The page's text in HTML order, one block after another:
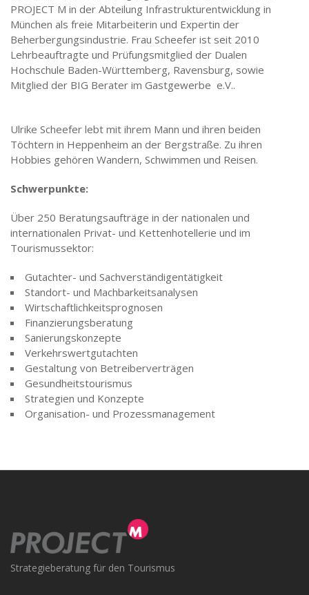
PROJECT M in der Abteilung Infrastrukturentwicklung in
München als freie Mitarbeiterin und Expertin der
Beherbergungsindustrie. Frau Scheefer ist seit 2010
Lehrbeauftragte und Prüfungsmitglied der Dualen
Hochschule Baden-Württemberg, Ravensburg, sowie
Mitglied der BIG Berater im Gastgewerbe e.V..
Ulrike Scheefer lebt mit ihrem Mann und ihren beiden
Töchtern in Heppenheim an der Bergstraße. Zu ihren
Hobbies gehören Wandern, Schwimmen und Reisen.
Schwerpunkte:
Über 250 Beratungsaufträge in der nationalen und
internationalen Privat- und Kettenhotellerie und im
Tourismussektor:
Gutachter- und Sachverständigentätigkeit
Standort- und Machbarkeitsanalysen
Wirtschaftlichkeitsprognosen
Finanzierungsberatung
Sanierungskonzepte
Verkehrswertgutachten
Gestaltung von Betreiberverträgen
Gesundheitstourismus
Strategien und Konzepte
Organisation- und Prozessmanagement
Strategieberatung für den Tourismus